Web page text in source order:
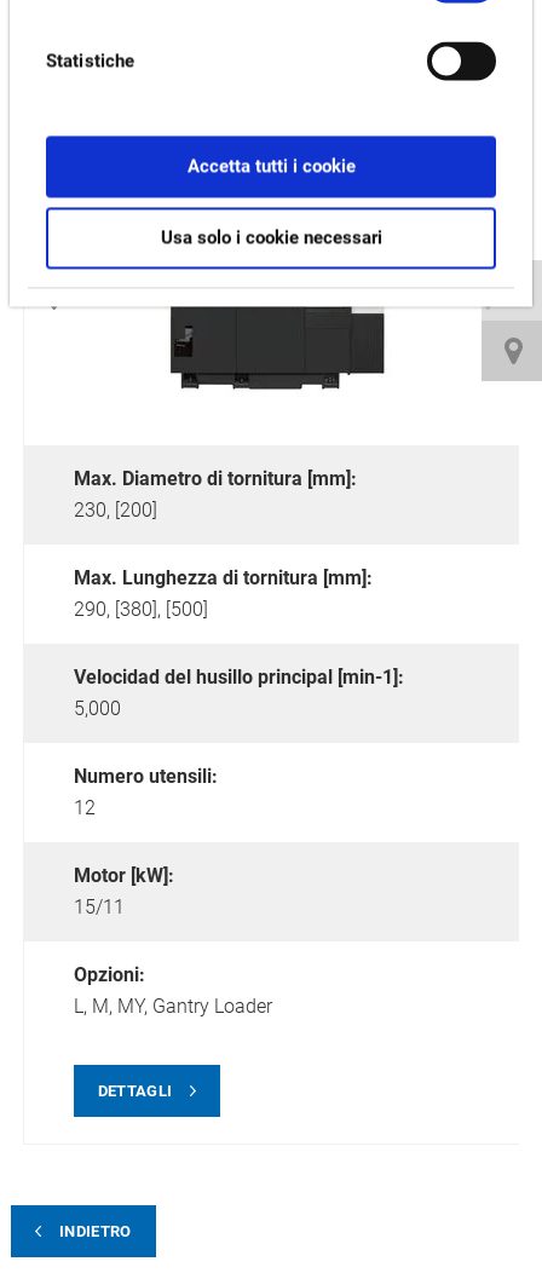
Statistiche
Accetta tutti i cookie
Usa solo i cookie necessari
PRODOTTI CORRELATI:
GENOS L2000-e
Max. Diametro di tornitura [mm]:
230, [200]
Max. Lunghezza di tornitura [mm]:
290, [380], [500]
Velocidad del husillo principal [min-1]:
5,000
Numero utensili:
12
Motor [kW]:
15/11
Opzioni:
L, M, MY, Gantry Loader
DETTAGLI
INDIETRO